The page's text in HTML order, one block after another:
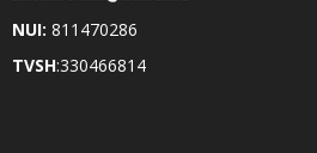
NUI: 811470286
TVSH:330466814